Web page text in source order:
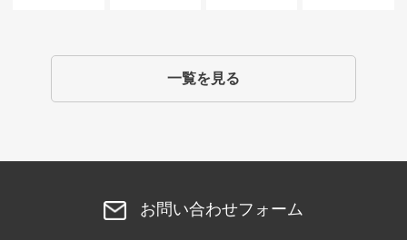
一覧を見る
お問い合わせフォーム